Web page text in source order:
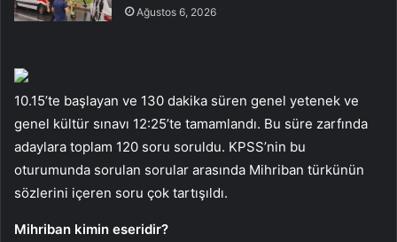
Ağustos 6, 2026
10.15’te başlayan ve 130 dakika süren genel yetenek ve
genel kültür sınavı 12:25’te tamamlandı. Bu süre zarfında
adaylara toplam 120 soru soruldu. KPSS’nin bu
oturumunda sorulan sorular arasında Mihriban türkünün
sözlerini içeren soru çok tartışıldı.
Mihriban kimin eseridir?